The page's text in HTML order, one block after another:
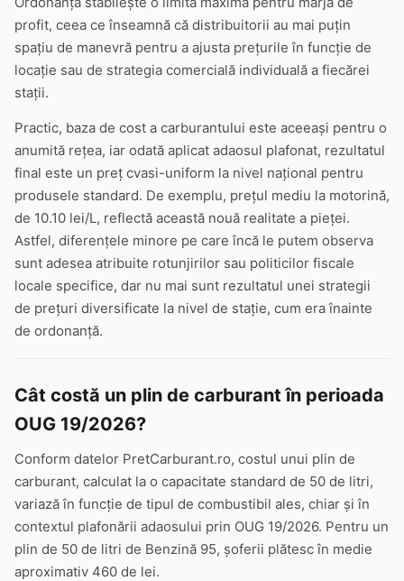
profit, ceea ce înseamnă că distribuitorii au mai puțin
spațiu de manevră pentru a ajusta prețurile în funcție de
locație sau de strategia comercială individuală a fiecărei
stații.
Practic, baza de cost a carburantului este aceeași pentru o
anumită rețea, iar odată aplicat adaosul plafonat, rezultatul
final este un preț cvasi-uniform la nivel național pentru
produsele standard. De exemplu, prețul mediu la motorină,
de 10.10 lei/L, reflectă această nouă realitate a pieței.
Astfel, diferențele minore pe care încă le putem observa
sunt adesea atribuite rotunjirilor sau politicilor fiscale
locale specifice, dar nu mai sunt rezultatul unei strategii
de prețuri diversificate la nivel de stație, cum era înainte
de ordonanță.
Cât costă un plin de carburant în perioada
OUG 19/2026?
Conform datelor PretCarburant.ro, costul unui plin de
carburant, calculat la o capacitate standard de 50 de litri,
variază în funcție de tipul de combustibil ales, chiar și în
contextul plafonării adaosului prin OUG 19/2026. Pentru un
plin de 50 de litri de Benzină 95, șoferii plătesc în medie
aproximativ 460 de lei.